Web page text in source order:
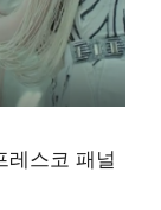
레스코 패널